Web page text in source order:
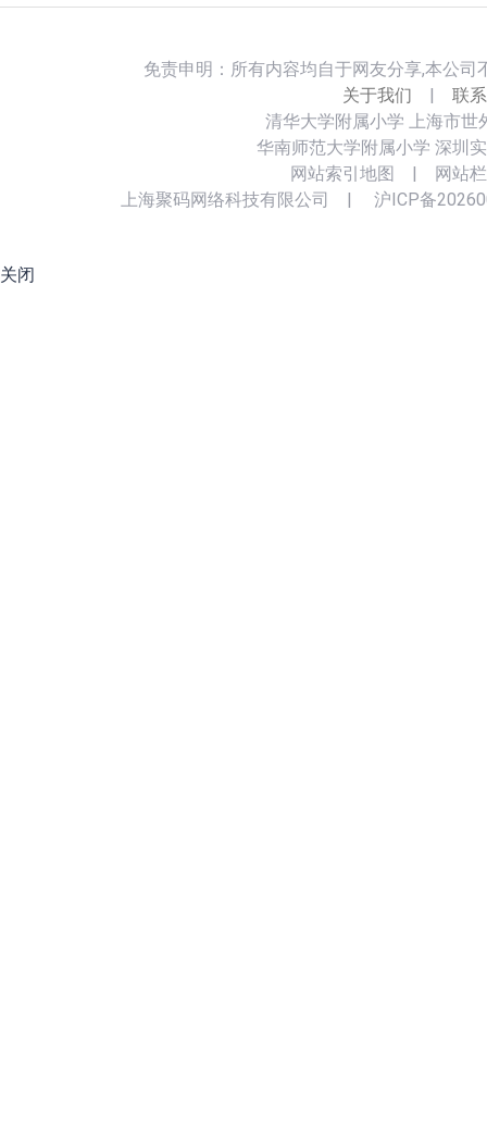
免责申明：所有内容均自于网友分享,本公
关于我们
联
清华大学附属小学 上海市世
华南师范大学附属小学 深圳
网站索引地图
网站
上海聚码网络科技有限公司
沪ICP备
关闭